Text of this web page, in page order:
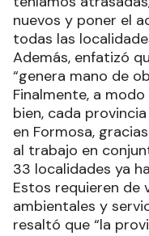
nuevos y poner el
todas las
Además, enfatizó
“genera mano de
Finalmente, a
bien, cada
en Formosa,
al trabajo en
33 localidades ya
Estos requieren de
ambientales y
resaltó que “la